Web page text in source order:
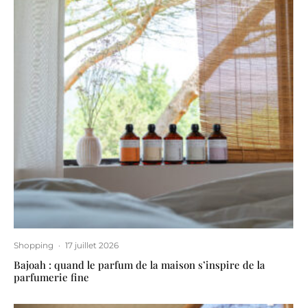
Shopping · 17 juillet 2026
Bajoah : quand le parfum de la maison s’inspire de la
parfumerie fine